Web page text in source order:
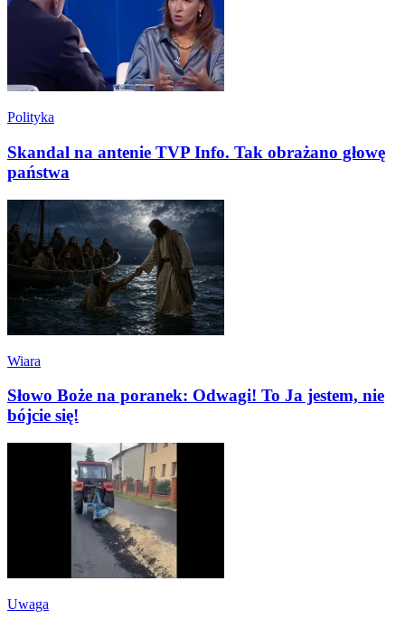
Polityka
Skandal na antenie TVP Info. Tak obrażano głowę
państwa
Wiara
Słowo Boże na poranek: Odwagi! To Ja jestem, nie
bójcie się!
Uwaga